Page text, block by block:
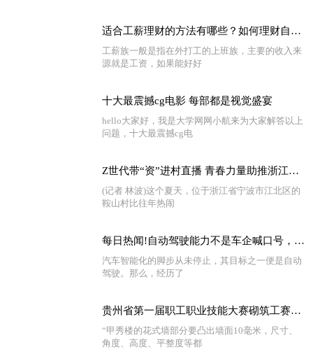
适合工薪理财的方法有哪些？如何理财自己的工资？
工薪族一般是指在外打工的上班族，主要的收入来
源就是工资，如果能好好
十大最震撼cg电影 每部都是视觉盛宴
hello大家好，我是大学网网小航来为大家解答以上
问题，十大最震撼cg电
Z世代带“资”进村直播 青春力量助推浙江乡村振兴
(记者 林波)这个夏天，位于浙江省宁波市江北区的
鞍山村比往年热闹
每日热闻!自动驾驶能力不是车企喊口号，奔驰L3级的国际认证比特斯拉还早
汽车智能化的脚步从未停止，其目标之一便是自动
驾驶。那么，经历了
贵州省第一届职工职业技能大赛砌筑工赛项一等奖获得者杨林：脑海里装着每一块砖的精准定位|今日报
“甲秀楼的花式墙部分要凸出墙面10毫米，尺寸、
角度、高度、平整度等都